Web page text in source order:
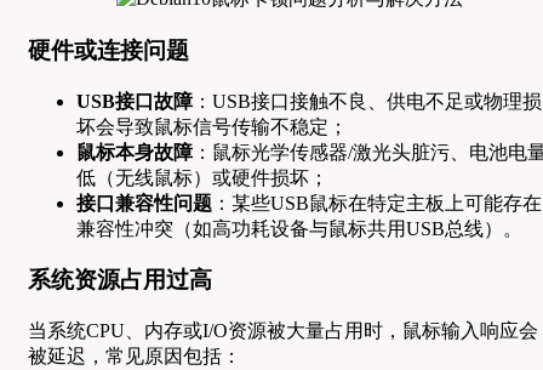
硬件或连接问题
USB接口故障：USB接口接触不良、供电不足或物理损
坏会导致鼠标信号传输不稳定；
鼠标本身故障：鼠标光学传感器/激光头脏污、电池电
低（无线鼠标）或硬件损坏；
接口兼容性问题 ：某些USB鼠标在特定主板上可能存在
兼容性冲突（如高功耗设备与鼠标共用USB总线）。
系统资源占用过高
当系统CPU、内存或I/O资源被大量占用时，鼠标输入响应会
被延迟，常见原因包括：